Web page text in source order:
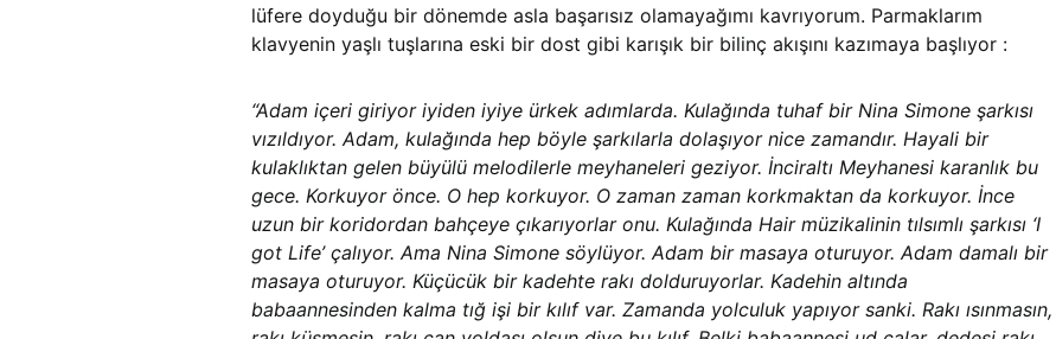
lüfere doyduğu bir dönemde asla başarısız olamayağımı kavrıyorum. Parmaklarım
klavyenin yaşlı tuşlarına eski bir dost gibi karışık bir bilinç akışını kazımaya başlıyor :
“Adam içeri giriyor iyiden iyiye ürkek adımlarda. Kulağında tuhaf bir Nina Simone şarkısı
vızıldıyor. Adam, kulağında hep böyle şarkılarla dolaşıyor nice zamandır. Hayali bir
kulaklıktan gelen büyülü melodilerle meyhaneleri geziyor. İnciraltı Meyhanesi karanlık bu
gece. Korkuyor önce. O hep korkuyor. O zaman zaman korkmaktan da korkuyor. İnce
uzun bir koridordan bahçeye çıkarıyorlar onu. Kulağında Hair müzikalinin tılsımlı şarkısı ‘I
got Life’ çalıyor. Ama Nina Simone söylüyor. Adam bir masaya oturuyor. Adam damalı bir
masaya oturuyor. Küçücük bir kadehte rakı dolduruyorlar. Kadehin altında
babaannesinden kalma tığ işi bir kılıf var. Zamanda yolculuk yapıyor sanki. Rakı ısınmasın,